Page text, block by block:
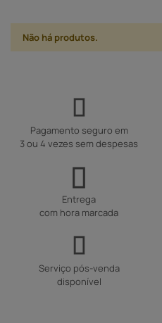
pequeno mas prático e
inúmeros armários para satisfazer
clássico, armário metálico ou
Não há produtos.
Pagamento seguro em
3 ou 4 vezes sem despesas
Entrega
com hora marcada
Serviço pós-venda
disponível